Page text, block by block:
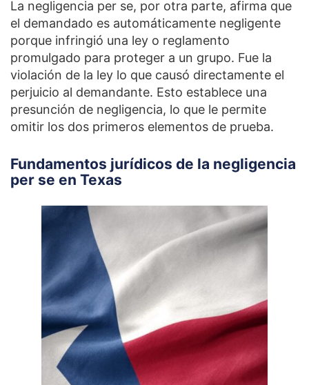
La negligencia per se, por otra parte, afirma que
el demandado es automáticamente negligente
porque infringió una ley o reglamento
promulgado para proteger a un grupo. Fue la
violación de la ley lo que causó directamente el
perjuicio al demandante. Esto establece una
presunción de negligencia, lo que le permite
omitir los dos primeros elementos de prueba.
Fundamentos jurídicos de la negligencia
per se en Texas